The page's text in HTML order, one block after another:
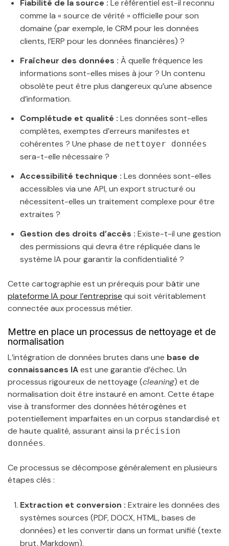
Fiabilité de la source : Le référentiel est-il reconnu
comme la « source de vérité » officielle pour son
domaine (par exemple, le CRM pour les données
clients, l’ERP pour les données financières) ?
Fraîcheur des données : À quelle fréquence les
informations sont-elles mises à jour ? Un contenu
obsolète peut être plus dangereux qu’une absence
d’information.
Complétude et qualité : Les données sont-elles
complètes, exemptes d’erreurs manifestes et
cohérentes ? Une phase de nettoyer données
sera-t-elle nécessaire ?
Accessibilité technique : Les données sont-elles
accessibles via une API, un export structuré ou
nécessitent-elles un traitement complexe pour être
extraites ?
Gestion des droits d’accès : Existe-t-il une gestion
des permissions qui devra être répliquée dans le
système IA pour garantir la confidentialité ?
Cette cartographie est un prérequis pour bâtir une
plateforme IA pour l’entreprise qui soit véritablement
connectée aux processus métier.
Mettre en place un processus de nettoyage et de
normalisation
L’intégration de données brutes dans une base de
connaissances IAest une garantie d’échec. Un
processus rigoureux de nettoyage (cleaning) et de
normalisation doit être instauré en amont. Cette étape
vise à transformer des données hétérogènes et
potentiellement imparfaites en un corpus standardisé et
de haute qualité, assurant ainsi la précision
données.
Ce processus se décompose généralement en plusieurs
étapes clés :
Extraction et conversion : Extraire les données des
systèmes sources (PDF, DOCX, HTML, bases de
données) et les convertir dans un format unifié (texte
brut, Markdown).